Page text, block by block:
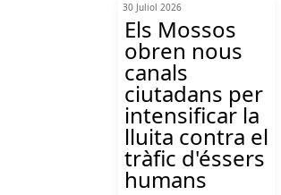
30 Juliol 2026
Els Mossos
obren nous
canals
ciutadans per
intensificar la
lluita contra el
tràfic d'éssers
humans